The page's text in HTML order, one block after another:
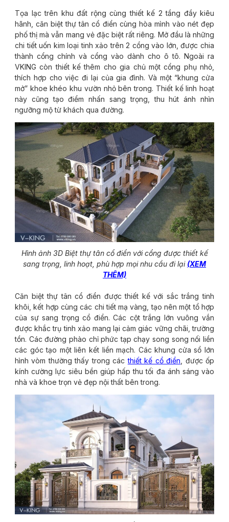
Tọa lạc trên khu đất rộng cùng thiết kế 2 tầng đầy kiêu
hãnh, căn biệt thự tân cổ điển cùng hòa mình vào nét đẹp
phố thị mà vẫn mang vẻ đặc biệt rất riêng. Mở đầu là những
chi tiết uốn kim loại tinh xảo trên 2 cổng vào lớn, được chia
thành cổng chính và cổng vào dành cho ô tô. Ngoài ra
VKING còn thiết kế thêm cho gia chủ một cổng phụ nhỏ,
thích hợp cho việc đi lại của gia đình. Và một “khung cửa
mở” khoe khéo khu vườn nhỏ bên trong. Thiết kế linh hoạt
này cũng tạo điểm nhấn sang trọng, thu hút ánh nhìn
ngưỡng mộ từ khách qua đường.
Hình ảnh 3D Biệt thự tân cổ điển với cổng được thiết kế
sang trọng, linh hoạt, phù hợp mọi nhu cầu đi lại (XEM
THÊM)
Căn biệt thự tân cổ điển được thiết kế với sắc trắng tinh
khôi, kết hợp cùng các chi tiết mạ vàng, tạo nên một tổ hợp
của sự sang trọng cổ điển. Các cột trắng lớn vuông vắn
được khắc trụ tinh xảo mang lại cảm giác vững chãi, trường
tồn. Các đường phào chỉ phức tạp chạy song song nối liền
các góc tạo một liên kết liền mạch. Các khung cửa sổ lớn
hình vòm thường thấy trong cácthiết kế cổ điển , được ốp
kính cường lực siêu bền giúp hấp thu tối đa ánh sáng vào
nhà và khoe trọn vẻ đẹp nội thất bên trong.